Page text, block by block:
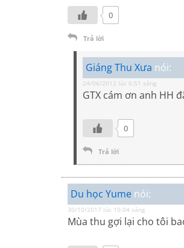
0
Trả lời
Giáng Thu Xưa nói:
24/06/2012 lúc 6:51 sáng
GTX cám ơn anh HH
0
Trả lời
Du học Yume nói:
30/10/2017 lúc 10:04 sáng
Mùa thu gợi lại cho tôi